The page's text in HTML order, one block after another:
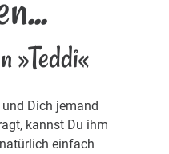
»Teddi«
Dich jemand
kannst Du ihm
einfach